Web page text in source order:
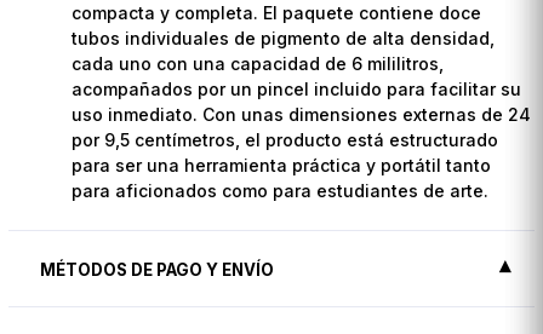
compacta y completa. El paquete contiene doce
tubos individuales de pigmento de alta densidad,
cada uno con una capacidad de 6 mililitros,
acompañados por un pincel incluido para facilitar su
uso inmediato. Con unas dimensiones externas de 24
por 9,5 centímetros, el producto está estructurado
para ser una herramienta práctica y portátil tanto
para aficionados como para estudiantes de arte.
MÉTODOS DE PAGO Y ENVÍO